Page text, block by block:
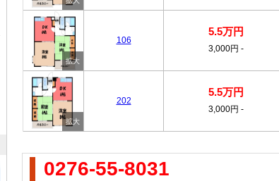
106
5.5万円
3,000円 -
202
5.5万円
3,000円 -
0276-55-8031